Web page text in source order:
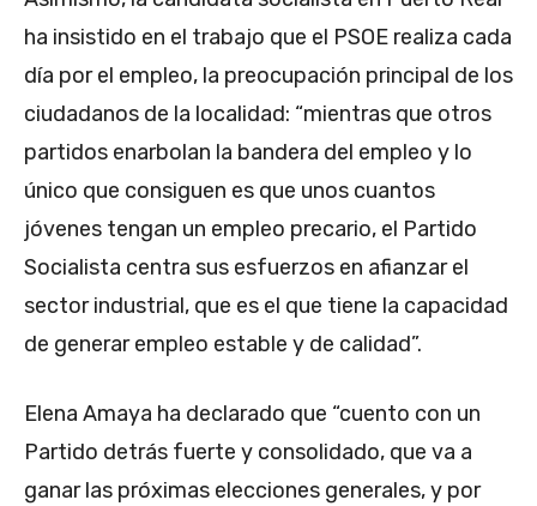
ha insistido en el trabajo que el PSOE realiza cada
día por el empleo, la preocupación principal de los
ciudadanos de la localidad: “mientras que otros
partidos enarbolan la bandera del empleo y lo
único que consiguen es que unos cuantos
jóvenes tengan un empleo precario, el Partido
Socialista centra sus esfuerzos en afianzar el
sector industrial, que es el que tiene la capacidad
de generar empleo estable y de calidad”.
Elena Amaya ha declarado que “cuento con un
Partido detrás fuerte y consolidado, que va a
ganar las próximas elecciones generales, y por